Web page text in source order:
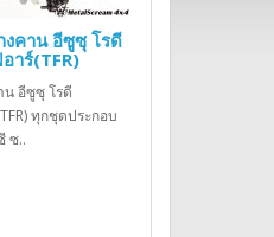
งคาน อีซูซุ โรดี
าร์(TFR)
น อีซูซุ โรดี
ทุกชุดประกอบ
ซ..